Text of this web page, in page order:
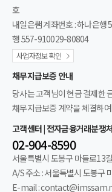
호
내일은쌤 계좌번호 : 하나은
행 557-910029-80804
사업자정보 확인
채무지급보증 안내
당사는 고객님이 현금 결제한
채무지급보증 계약을 체결하
고객센터 | 전자금융거래분쟁
02-904-8590
서울특별시 도봉구 마들로13
A/S 주소 : 서울특별시 도봉구
E-mail :